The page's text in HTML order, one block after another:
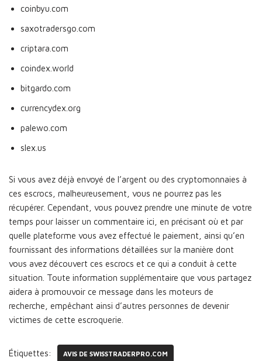
coinbyu.com
saxotradersgo.com
criptara.com
coindex.world
bitgardo.com
currencydex.org
palewo.com
slex.us
Si vous avez déjà envoyé de l’argent ou des cryptomonnaies à
ces escrocs, malheureusement, vous ne pourrez pas les
récupérer. Cependant, vous pouvez prendre une minute de votre
temps pour laisser un commentaire ici, en précisant où et par
quelle plateforme vous avez effectué le paiement, ainsi qu’en
fournissant des informations détaillées sur la manière dont
vous avez découvert ces escrocs et ce qui a conduit à cette
situation. Toute information supplémentaire que vous partagez
aidera à promouvoir ce message dans les moteurs de
recherche, empêchant ainsi d’autres personnes de devenir
victimes de cette escroquerie.
Étiquettes: AVIS DE SWISSTRADERPRO.COM